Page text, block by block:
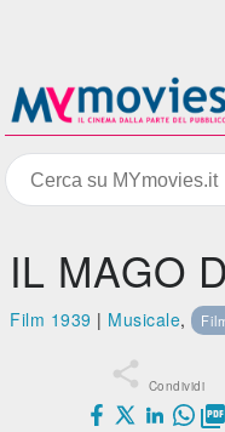
IL MAGO
Film 1939 | Musicale,
 Condividi
